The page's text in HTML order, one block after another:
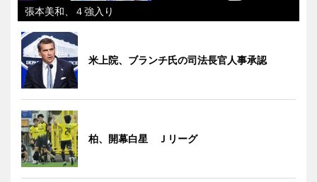
張本美和、４強入り
米上院、ブランチ氏の司法長官人事承認
柏、開幕白星 Ｊリーグ